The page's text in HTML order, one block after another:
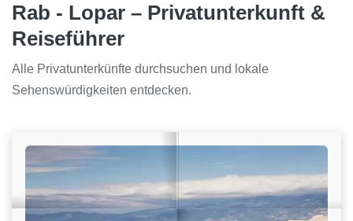
Rab - Lopar – Privatunterkunft &
Reiseführer
Alle Privatunterkünfte durchsuchen und lokale
Sehenswürdigkeiten entdecken.